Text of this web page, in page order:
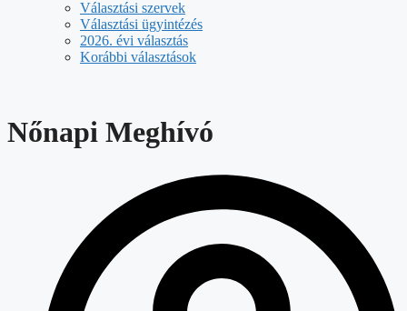
Választási szervek
Választási ügyintézés
2026. évi választás
Korábbi választások
Nőnapi Meghívó